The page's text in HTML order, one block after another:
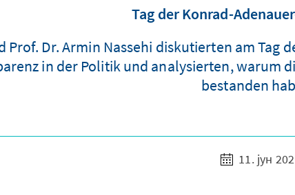
Tag der Konrad-
Prof. Dr. Armin Nassehi diskutierten am
in der Politik und analysierten, warum
bestanden
11. јун